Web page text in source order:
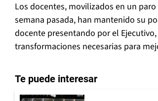
Los docentes, movilizados en un
semana pasada, han mantenido su
docente presentando por el
transformaciones necesarias para
Te puede interesar